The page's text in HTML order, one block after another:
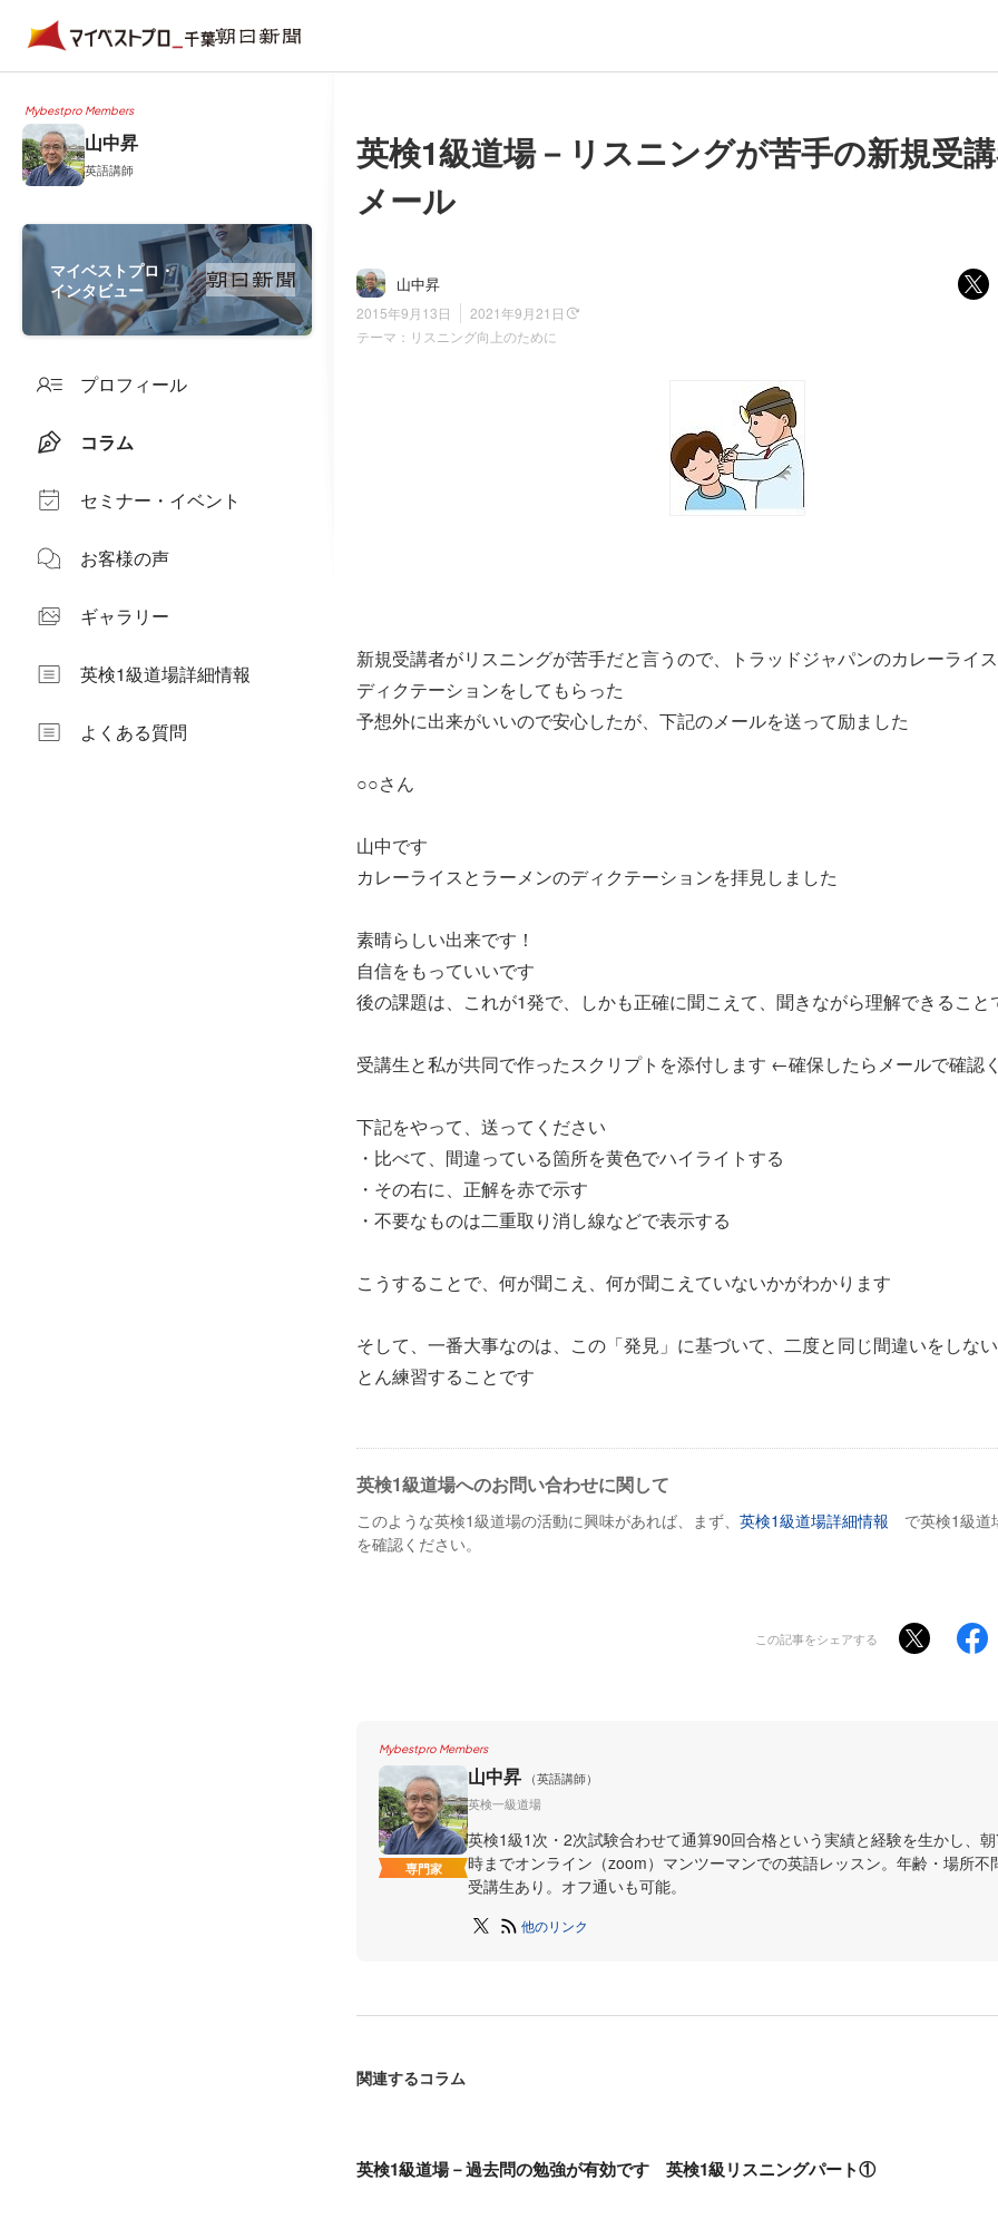
Mybestpro Members
山中昇
英語講師
マイベストプロ・
インタビュー
プロフィール
コラム
セミナー・イベント
お客様の声
ギャラリー
英検1級道場詳細情報
よくある質問
英検1級道場－リスニングが苦手の新規受
メール
山中昇
2015年9月13日
2021年9月21日
テーマ： リスニング向上のために
新規受講者がリスニングが苦手だと言うので、トラッドジャパンのカレーライ
ディクテーションをしてもらった
予想外に出来がいいので安心したが、下記のメールを送って励ました
○○さん
山中です
カレーライスとラーメンのディクテーションを拝見しました
素晴らしい出来です！
自信をもっていいです
後の課題は、これが1発で、しかも正確に聞こえて、聞きながら理解できること
受講生と私が共同で作ったスクリプトを添付します ←確保したらメールで確認
下記をやって、送ってください
・比べて、間違っている箇所を黄色でハイライトする
・その右に、正解を赤で示す
・不要なものは二重取り消し線などで表示する
こうすることで、何が聞こえ、何が聞こえていないかがわかります
そして、一番大事なのは、この「発見」に基づいて、二度と同じ間違いをしな
とん練習することです
英検1級道場へのお問い合わせに関して
このような英検1級道場の活動に興味があれば、まず、 英検1級道場詳細情報 で英検1級道
を確認ください。
この記事をシェアする
Mybestpro Members
専門家
山中昇
（英語講師）
英検一級道場
英検1級1次・2次試験合わせて通算90回合格という実績と経験を生かし、
時までオンライン（zoom）マンツーマンでの英語レッスン。年齢・場所不
受講生あり。オフ通いも可能。
他のリンク
関連するコラム
英検1級道場－過去問の勉強が有効です 英検1級リスニングパート①